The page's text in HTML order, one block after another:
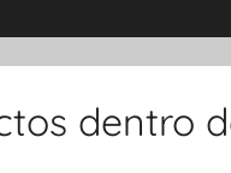
dentro